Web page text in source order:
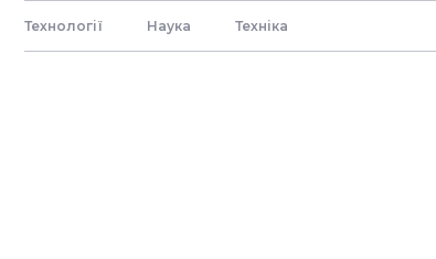
Технології Наука Технiка